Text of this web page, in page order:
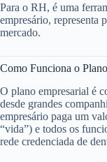
Para o RH, é uma
empresário, representa
mercado.
Como Funciona o
O plano empresarial é
desde grandes
empresário paga um
“vida”) e todos os
rede credenciada de